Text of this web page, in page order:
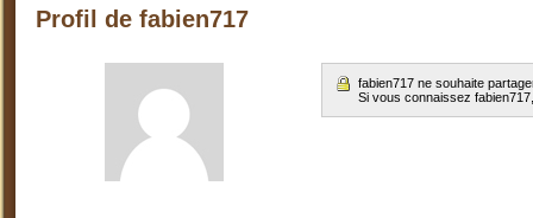
Profil de fabien717
fabien717 ne souhaite
Si vous connaissez